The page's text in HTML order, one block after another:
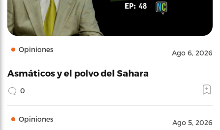
Opiniones Ago 6, 2026
Asmáticos y el polvo del Sahara
0
Opiniones Ago 5, 2026